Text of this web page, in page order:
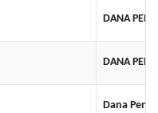
DANA
DANA
Dana